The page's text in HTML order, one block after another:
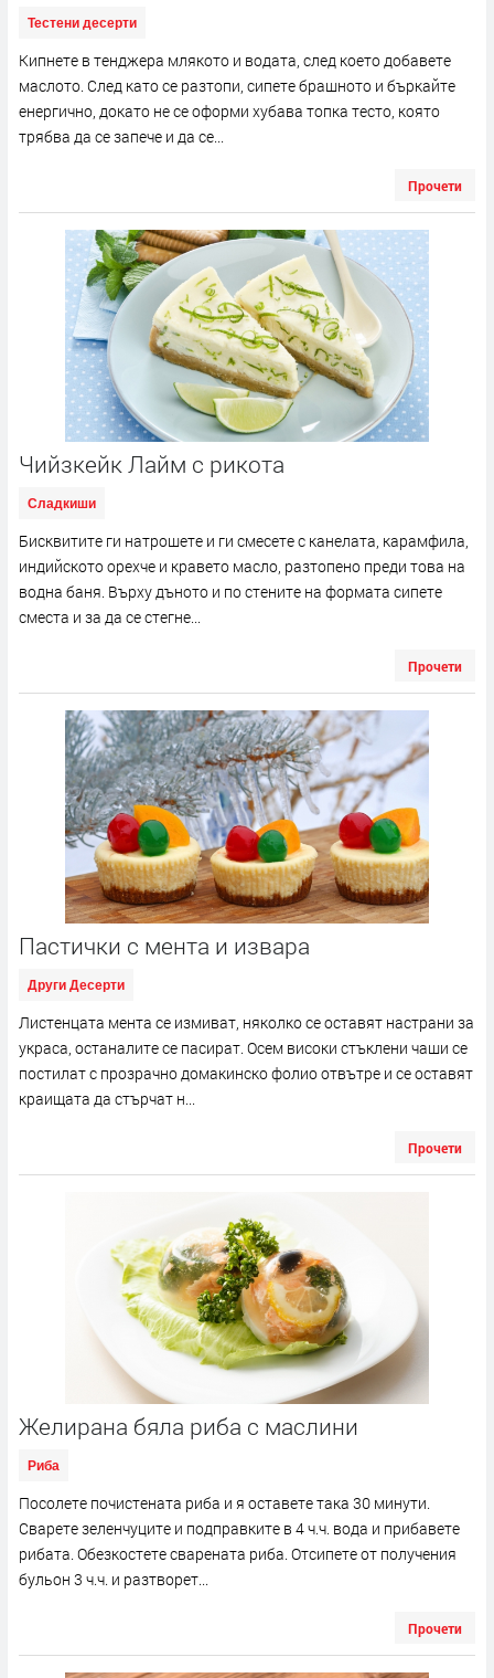
Тестени десерти
Кипнете в тенджера млякото и водата, след което добавете
маслото. След като се разтопи, сипете брашното и бъркайте
енергично, докато не се оформи хубава топка тесто, която
трябва да се запече и да се...
Прочети
Чийзкейк Лайм с рикота
Сладкиши
Бисквитите ги натрошете и ги смесете с канелата, карамфила,
индийското орехче и кравето масло, разтопено преди това на
водна баня. Върху дъното и по стените на формата сипете
сместа и за да се стегне...
Прочети
Пастички с мента и извара
Други Десерти
Листенцата мента се измиват, няколко се оставят настрани за
украса, останалите се пасират. Осем високи стъклени чаши се
постилат с прозрачно домакинско фолио отвътре и се оставят
краищата да стърчат н...
Прочети
Желирана бяла риба с маслини
Риба
Посолете почистената риба и я оставете така 30 минути.
Сварете зеленчуците и подправките в 4 ч.ч. вода и прибавете
рибата. Обезкостете сварената риба. Отсипете от получения
бульон 3 ч.ч. и разтворет...
Прочети